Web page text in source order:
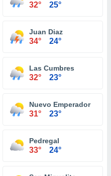
32° 25°
Juan Diaz
34° 24°
Las Cumbres
32° 23°
Nuevo Emperador
31° 23°
Pedregal
33° 24°